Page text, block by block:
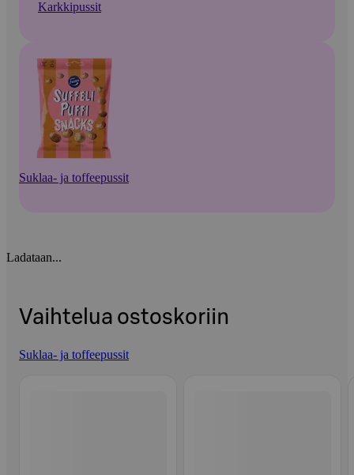
Karkkipussit
Suklaa- ja toffeepussit
Ladataan...
Vaihtelua ostoskoriin
Suklaa- ja toffeepussit